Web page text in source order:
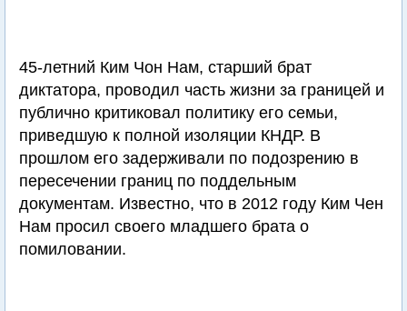
45-летний Ким Чон Нам, старший брат
диктатора, проводил часть жизни за границей и
публично критиковал политику его семьи,
приведшую к полной изоляции КНДР. В
прошлом его задерживали по подозрению в
пересечении границ по поддельным
документам. Известно, что в 2012 году Ким Чен
Нам просил своего младшего брата о
помиловании.